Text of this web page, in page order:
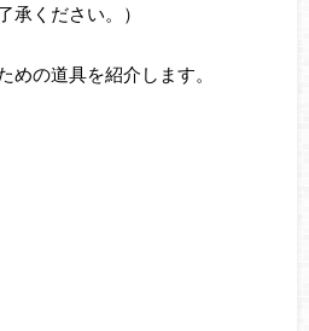
承ください。）
めの道具を紹介します。